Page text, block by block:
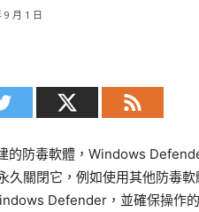
9 月 1 日
的防毒軟體，Windows
久關閉它，例如使用其他防毒
Defender，並確保操作的